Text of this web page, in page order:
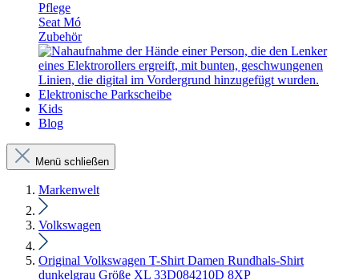
Pflege
Seat Mó
Zubehör
Elektronische Parkscheibe
Kids
Blog
Menü schließen
Markenwelt
Volkswagen
Original Volkswagen T-Shirt Damen Rundhals-Shirt
dunkelgrau Größe XL 33D084210D 8XP